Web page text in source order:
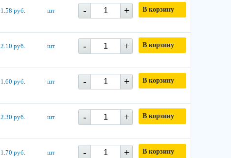
1.58 руб. шт - + В корзину
2.10 руб. шт - + В корзину
1.60 руб. шт - + В корзину
2.30 руб. шт - + В корзину
1.70 руб. шт - + В корзину